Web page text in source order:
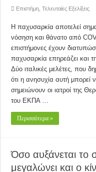
Επιστήμη ,Τελευταίες Εξελίξεις
H παχυσαρκία αποτελεί
νόσηση και θάνατο από
επιστήμονες έχουν
παχυσαρκία επηρεάζει και
Δύο ιταλικές μελέτες, που
ότι η ανησυχία αυτή
σημειώνουν οι ιατροί της
του ΕΚΠΑ …
Περισσότερα »
Όσο αυξάνεται το
μεγαλώνει και ο